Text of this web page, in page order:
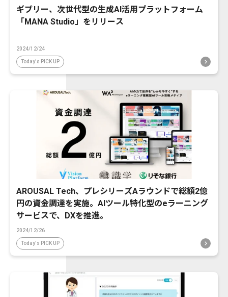
ギブリー、次世代型の生成AI活用プラットフォーム
「MANA Studio」をリリース
2024/12/24
Today's PICK UP
AROUSAL Tech、プレシリーズAラウンドで総額2億
円の資金調達を実施。AIツール特化型のeラーニング
サービスで、DXを推進。
2024/12/26
Today's PICK UP